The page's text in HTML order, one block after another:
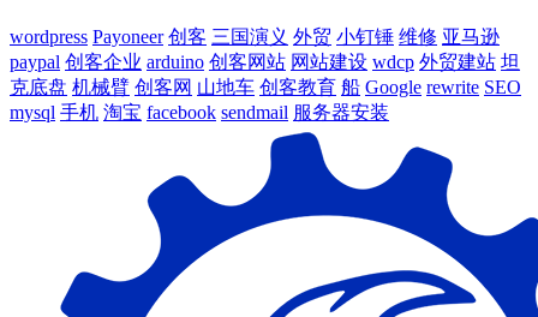
wordpress Payoneer 创客 三国演义 外贸 小钉锤 维修 亚马逊
paypal 创客企业 arduino 创客网站 网站建设 wdcp 外贸建站 坦
克底盘 机械臂 创客网 山地车 创客教育 船 Google rewrite SEO
mysql 手机 淘宝 facebook sendmail 服务器安装